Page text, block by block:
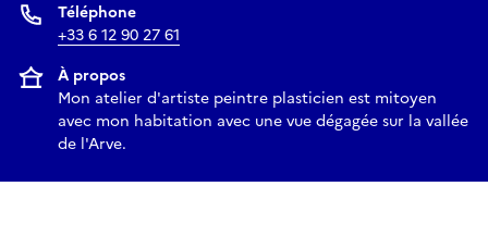
Téléphone
+33 6 12 90 27 61
À propos
Mon atelier d'artiste peintre plasticien est mitoyen
avec mon habitation avec une vue dégagée sur la vallée
de l'Arve.